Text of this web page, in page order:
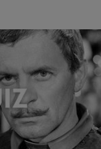
My, nasi Zaufani
Użycie dokładnych
Przechowywanie
badnie odbiorców i